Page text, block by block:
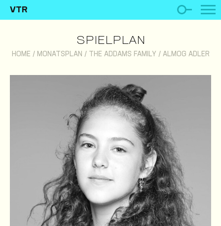
VTR
SPIELPLAN
HOME / MONATSPLAN / THE ADDAMS FAMILY / ALMOG ADLER